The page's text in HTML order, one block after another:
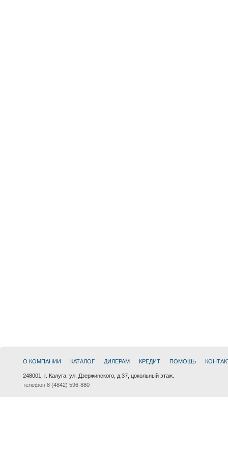
О КОМПАНИИ КАТАЛОГ ДИЛЕРАМ КРЕДИТ ПОМОЩЬ
248001, г. Калуга, ул. Дзержинского, д.37, цокольный этаж.
телефон 8 (4842) 596-880